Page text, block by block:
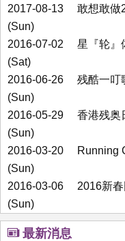
2017-08-13
(Sun)
敢想敢做
2016-07-02
(Sat)
星『轮』
2016-06-26
(Sun)
残酷一叮
2016-05-29
(Sun)
香港残奥
2016-03-20
(Sun)
Running
2016-03-06
(Sun)
2016新
最新消息